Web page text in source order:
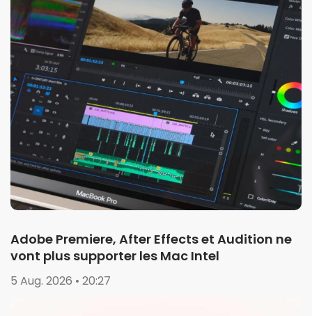
Adobe Premiere, After Effects et Audition ne
vont plus supporter les Mac Intel
5 Aug. 2026 • 20:27